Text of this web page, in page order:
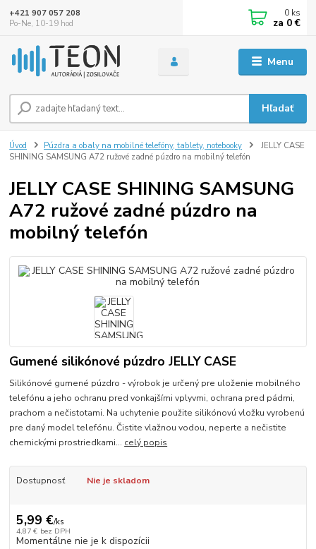
Menu
Hľadať
+421 907 057 208
Po-Ne, 10-19 hod
0 ks
za 0 €
Úvod Púzdra a obaly na mobilné telefóny, tablety, notebooky
JELLY CASE
SHINING SAMSUNG A72 ružové zadné púzdro na mobilný telefón
JELLY CASE SHINING SAMSUNG
A72 ružové zadné púzdro na
mobilný telefón
Gumené silikónové púzdro JELLY CASE
Silikónové gumené púzdro - výrobok je určený pre uloženie mobilného
telefónu a jeho ochranu pred vonkajšími vplyvmi, ochrana pred pádmi,
prachom a nečistotami. Na uchytenie použite silikónovú vložku vyrobenú
pre daný model telefónu. Čistite vlažnou vodou, neperte a nečistite
chemickými prostriedkami... celý popis
Dostupnosť Nie je skladom
5,99 €/ks
4,87 € bez DPH
Momentálne nie je k dispozícii